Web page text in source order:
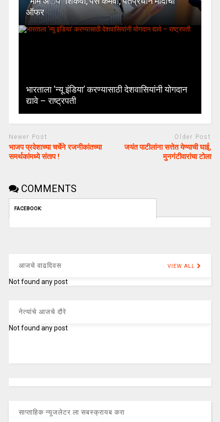
ऑफर
भारताला ‘न्यू इंडिया’ करण्यासाठी देशवासियांनी योगदान
द्यावे – राष्ट्रपती
Newer Post
भाजप प्रवेशाच्या चर्चेने रजनीकांतच्या
समर्थकांमध्ये संताप !
Older Post
जयंत पाटीलांना सत्तेत येण्याची घाई,
मुनगंटीवारांचा टोला
COMMENTS
FACEBOOK:
आजचे वाढदिवस VIEW ALL
Not found any post
नेत्यांचे आजचे दौरे
Not found any post
साप्ताहिक न्यूजलेटर ला सबस्क्रायब करा